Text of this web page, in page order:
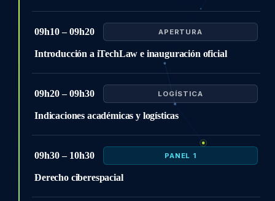
09h10 – 09h20 APERTURA
Introducción a iTechLaw e inauguración oficial
09h20 – 09h30 LOGÍSTICA
Indicaciones académicas y logísticas
09h30 – 10h30 PANEL 1
Derecho ciberespacial